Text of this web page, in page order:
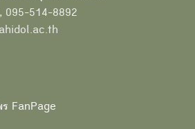
095-514-8892
FanPage